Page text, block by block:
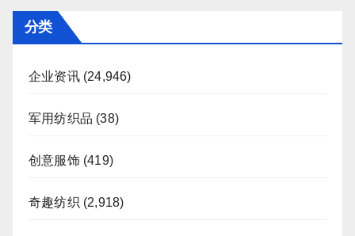
分类
企业资讯(24,946)
军用纺织品 (38)
创意服饰(419)
奇趣纺织 (2,918)